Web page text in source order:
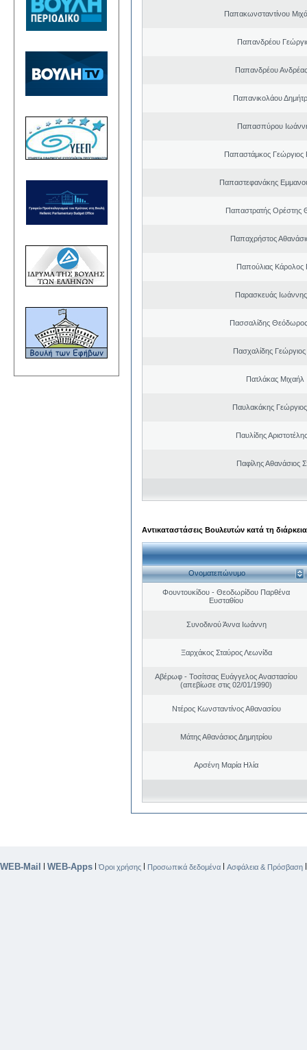
Παπακωνσταντίνου
Παπανδρέου
Παπανδρέου
Παπανικολάου
Παπασπύρου
Παπαστάμκος Γεώργιος
Παπαστεφανάκης
Παπαστρατής Ορέστης
Παπαχρήστος
Παπούλιας Κάρολος
Παρασκευάς Ιωάννης
Πασσαλίδης
Πασχαλίδης
Πατλάκας Μιχαήλ
Παυλακάκης
Παυλίδης
Παφίλης Αθανάσιος
Αντικαταστάσεις Βουλευτών κατά τη
Ονοματεπώνυμο
Φουντουκίδου - Θεοδωρίδου Παρθένα
Ευσταθίου
Συνοδινού Άννα Ιωάννη
Ξαρχάκος Σταύρος Λεωνίδα
Αβέρωφ - Τοσίτσας Ευάγγελος Αναστασίου
(απεβίωσε στις 02/01/1990)
Ντέρος Κωνσταντίνος Αθανασίου
Μάτης Αθανάσιος Δημητρίου
Αρσένη Μαρία Ηλία
WEB-Mail | WEB-Apps |Όροι χρήσης | Προσωπικά δεδομένα | Ασφάλεια & Πρόσβαση